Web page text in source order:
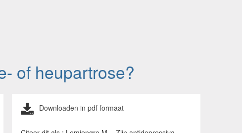
of heupartrose?
Downloaden in pdf formaat